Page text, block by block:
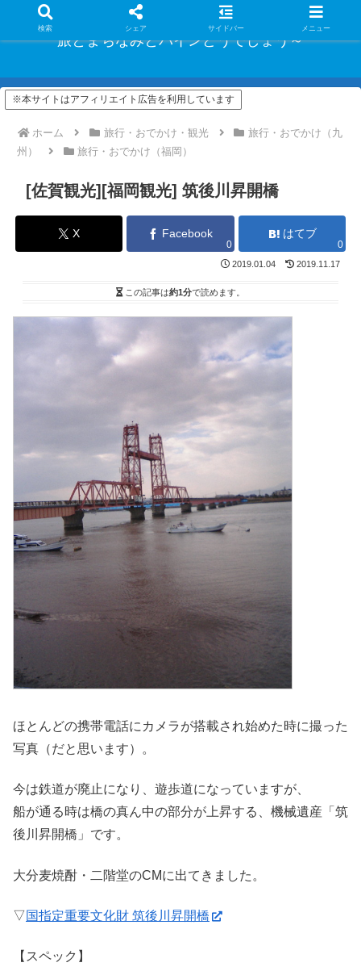
旅とまちなみとパインどうでしょう～
※本サイトはアフィリエイト広告を利用しています
ホーム 旅行・おでかけ・観光
旅行・おでかけ（九
州）
旅行・おでかけ（福岡）
[佐賀観光][福岡観光] 筑後川昇開橋
X Facebook
0
はてブ
0
2019.01.04 2019.11.17
この記事は約1分で読めます。
ほとんどの携帯電話にカメラが搭載され始めた時に撮った
写真（だと思います）。
今は鉄道が廃止になり、遊歩道になっていますが、
船が通る時は橋の真ん中の部分が上昇する、機械遺産「筑
後川昇開橋」です。
大分麦焼酎・二階堂のCMに出てきました。
▽ 国指定重要文化財 筑後川昇開橋
【スペック】
検索 シェア サイドバー メニュー